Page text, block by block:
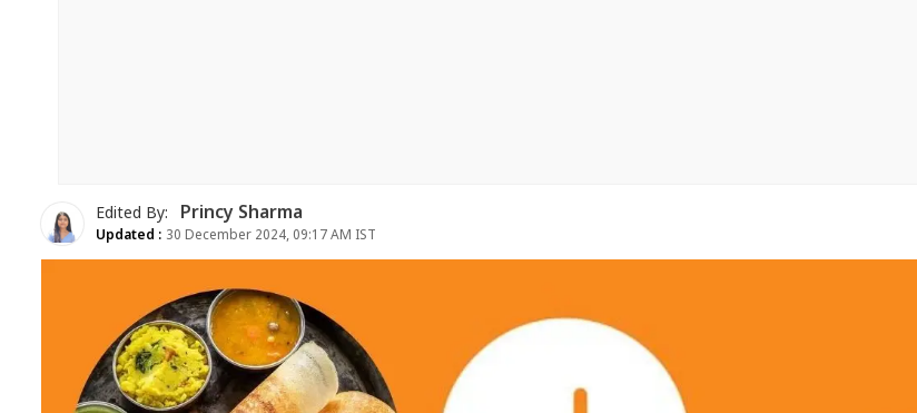
Edited By: Princy Sharma
Updated : 30 December 2024, 09:17 AM IST